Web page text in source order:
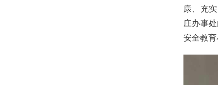
康、充
庄办事
安全教